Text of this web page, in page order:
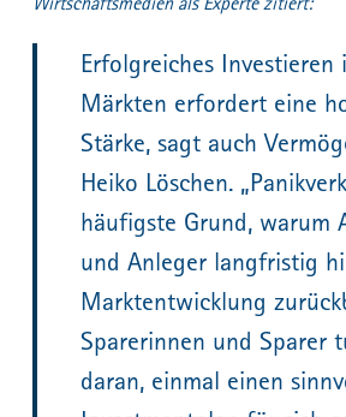
Erfolgreiches Investieren
Märkten erfordert eine
Stärke, sagt auch
Heiko Löschen.
häufigste Grund, warum
und Anleger langfristig
Marktentwicklung
Sparerinnen und Sparer
daran, einmal einen